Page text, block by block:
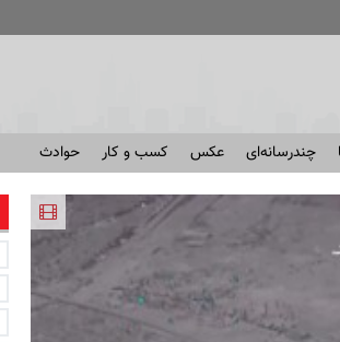
چندرسانه‌ای عکس کسب و کار حوادث